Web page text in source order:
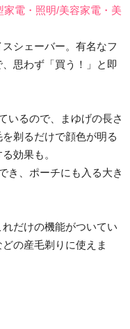
家電・照明/美容家電・美
シェーバー。有名なフ
思わず「買う！」と即
いるので、まゆげの長さ
剃るだけで顔色が明る
効果も。
き、ポーチにも入る大き
だけの機能がついてい
の産毛剃りに使えま